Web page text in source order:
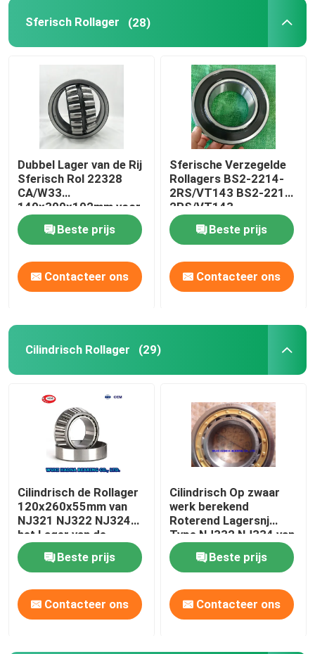
Sferisch Rollager (28)
Dubbel Lager van de Rij
Sferisch Rol 22328
CA/W33
140x300x102mm voor
Maalmachine
Beste prijs
Contacteer ons
Sferische Verzegelde
Rollagers BS2-2214-
2RS/VT143 BS2-2215-
2RS/VT143
Beste prijs
Contacteer ons
Cilindrisch Rollager (29)
Cilindrisch de Rollager
120x260x55mm van
NJ321 NJ322 NJ324
het Lager van de
Motornokkenas
Beste prijs
Contacteer ons
Cilindrisch Op zwaar
werk berekend
Roterend Lagersnj
Type NJ332 NJ334 van
het Rollager
Beste prijs
Contacteer ons